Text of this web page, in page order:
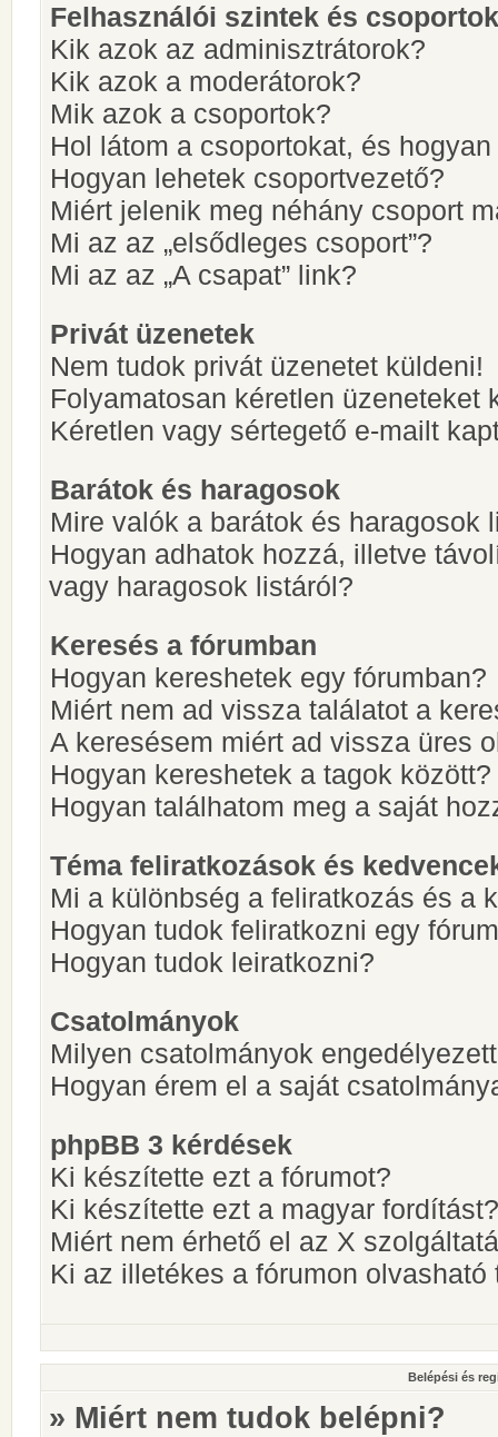
Felhasználói szintek és csoportok
Kik azok az adminisztrátorok?
Kik azok a moderátorok?
Mik azok a csoportok?
Hol látom a csoportokat, és
Hogyan lehetek csoportvezető?
Miért jelenik meg néhány csoport
Mi az az „elsődleges csoport”?
Mi az az „A csapat” link?
Privát üzenetek
Nem tudok privát üzenetet küldeni!
Folyamatosan kéretlen üzeneteket
Kéretlen vagy sértegető e-mailt
Barátok és haragosok
Mire valók a barátok és haragosok
Hogyan adhatok hozzá, illetve
vagy haragosok listáról?
Keresés a fórumban
Hogyan kereshetek egy fórumban?
Miért nem ad vissza találatot a
A keresésem miért ad vissza üres
Hogyan kereshetek a tagok között?
Hogyan találhatom meg a saját
Téma feliratkozások és
Mi a különbség a feliratkozás és a
Hogyan tudok feliratkozni egy
Hogyan tudok leiratkozni?
Csatolmányok
Milyen csatolmányok
Hogyan érem el a saját
phpBB 3 kérdések
Ki készítette ezt a fórumot?
Ki készítette ezt a magyar fordítást?
Miért nem érhető el az X
Ki az illetékes a fórumon
Belépési és
» Miért nem tudok belépni?